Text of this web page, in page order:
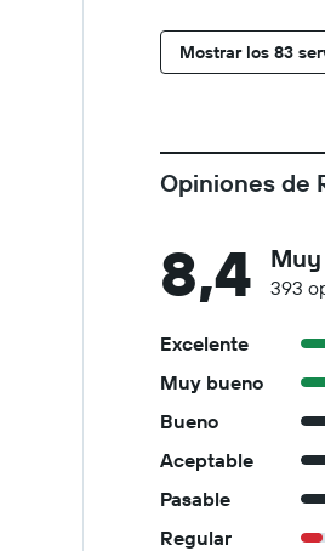
Mostrar los 83
Opiniones de
8,4 393
Excelente
Muy bueno
Bueno
Aceptable
Pasable
Regular